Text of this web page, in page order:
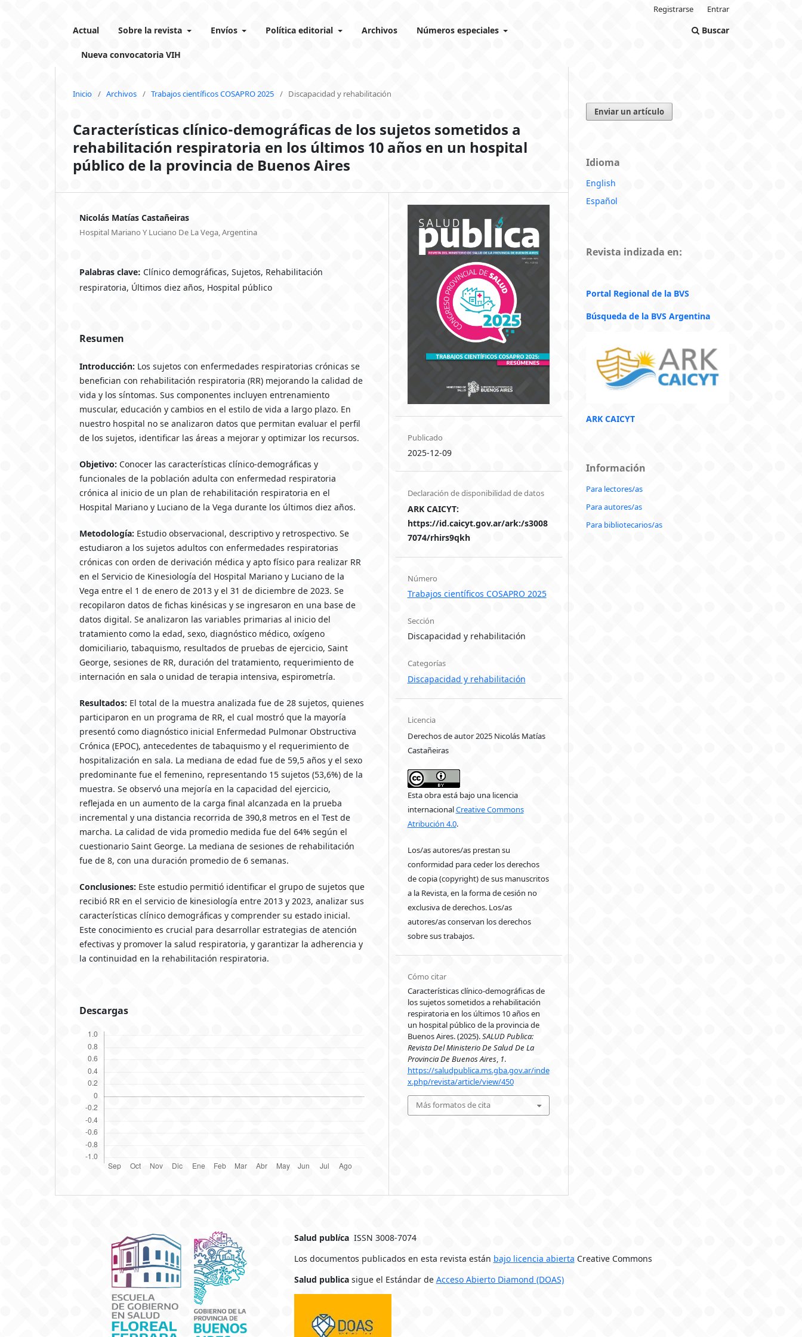
Actual Sobre la revista Envíos Política editorial Archivos Números especiales
Nueva convocatoria VIH
Buscar
Registrarse Entrar
Inicio / Archivos / Trabajos científicos COSAPRO 2025 / Discapacidad y rehabilitación
Características clínico-demográficas de los sujetos sometidos a
rehabilitación respiratoria en los últimos 10 años en un hospital
público de la provincia de Buenos Aires
Nicolás Matías Castañeiras
Hospital Mariano Y Luciano De La Vega, Argentina
Palabras clave: Clínico demográficas, Sujetos, Rehabilitación
respiratoria, Últimos diez años, Hospital público
Resumen
Introducción: Los sujetos con enfermedades respiratorias crónicas se
benefician con rehabilitación respiratoria (RR) mejorando la calidad de
vida y los síntomas. Sus componentes incluyen entrenamiento
muscular, educación y cambios en el estilo de vida a largo plazo. En
nuestro hospital no se analizaron datos que permitan evaluar el perfil
de los sujetos, identificar las áreas a mejorar y optimizar los recursos.
Objetivo:Conocer las características clínico-demográficas y
funcionales de la población adulta con enfermedad respiratoria
crónica al inicio de un plan de rehabilitación respiratoria en el
Hospital Mariano y Luciano de la Vega durante los últimos diez años.
Metodología:Estudio observacional, descriptivo y retrospectivo. Se
estudiaron a los sujetos adultos con enfermedades respiratorias
crónicas con orden de derivación médica y apto físico para realizar RR
en el Servicio de Kinesiología del Hospital Mariano y Luciano de la
Vega entre el 1 de enero de 2013 y el 31 de diciembre de 2023. Se
recopilaron datos de fichas kinésicas y se ingresaron en una base de
datos digital. Se analizaron las variables primarias al inicio del
tratamiento como la edad, sexo, diagnóstico médico, oxígeno
domiciliario, tabaquismo, resultados de pruebas de ejercicio, Saint
George, sesiones de RR, duración del tratamiento, requerimiento de
internación en sala o unidad de terapia intensiva, espirometría.
Resultados: El total de la muestra analizada fue de 28 sujetos, quienes
participaron en un programa de RR, el cual mostró que la mayoría
presentó como diagnóstico inicial Enfermedad Pulmonar Obstructiva
Crónica (EPOC), antecedentes de tabaquismo y el requerimiento de
hospitalización en sala. La mediana de edad fue de 59,5 años y el sexo
predominante fue el femenino, representando 15 sujetos (53,6%) de la
muestra. Se observó una mejoría en la capacidad del ejercicio,
reflejada en un aumento de la carga final alcanzada en la prueba
incremental y una distancia recorrida de 390,8 metros en el Test de
marcha. La calidad de vida promedio medida fue del 64% según el
cuestionario Saint George. La mediana de sesiones de rehabilitación
fue de 8, con una duración promedio de 6 semanas.
Conclusiones:Este estudio permitió identificar el grupo de sujetos que
recibió RR en el servicio de kinesiología entre 2013 y 2023, analizar sus
características clínico demográficas y comprender su estado inicial.
Este conocimiento es crucial para desarrollar estrategias de atención
efectivas y promover la salud respiratoria, y garantizar la adherencia y
la continuidad en la rehabilitación respiratoria.
Descargas
Publicado
2025-12-09
Declaración de disponibilidad de datos
ARK CAICYT:
https://id.caicyt.gov.ar/ark:/s3008
7074/rhirs9qkh
Número
Trabajos científicos COSAPRO 2025
Sección
Discapacidad y rehabilitación
Categorías
Discapacidad y rehabilitación
Licencia
Derechos de autor 2025 Nicolás Matías
Castañeiras
Esta obra está bajo una licencia
internacionalCreative Commons
Atribución 4.0.
Los/as autores/as prestan su
conformidad para ceder los derechos
de copia (copyright) de sus manuscritos
a la Revista, en la forma de cesión no
exclusiva de derechos. Los/as
autores/as conservan los derechos
sobre sus trabajos.
Cómo citar
Características clínico-demográficas de
los sujetos sometidos a rehabilitación
respiratoria en los últimos 10 años en
un hospital público de la provincia de
Buenos Aires. (2025).SALUD Publica:
Revista Del Ministerio De Salud De La
Provincia De Buenos Aires, 1.
https://saludpublica.ms.gba.gov.ar/inde
x.php/revista/article/view/450
Más formatos de cita
Enviar un artículo
Idioma
English
Español
Revista indizada en:
Portal Regional de la BVS
Búsqueda de la BVS Argentina
ARK CAICYT
Información
Para lectores/as
Para autores/as
Para bibliotecarios/as
Salud publicaISSN 3008-7074
Los documentos publicados en esta revista están bajo licencia abierta Creative Commons
Salud publicasigue el Estándar de Acceso Abierto Diamond (DOAS)